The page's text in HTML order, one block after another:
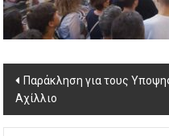
Post
navigation
Παράκληση για τους
Αχίλλιο